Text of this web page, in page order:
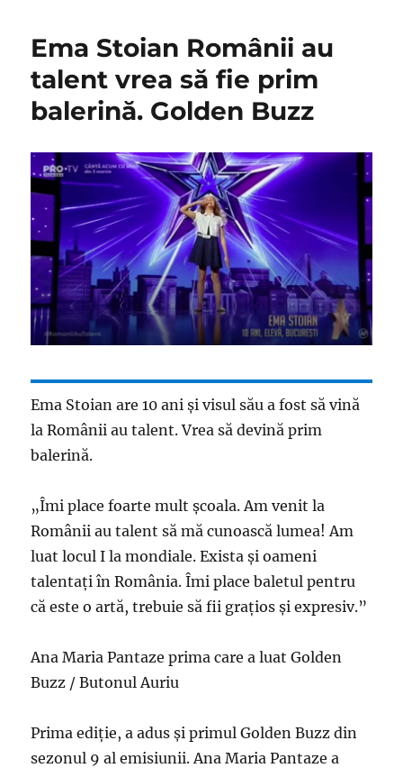
Ema Stoian Românii au
talent vrea să fie prim
balerină. Golden Buzz
Ema Stoian are 10 ani și visul său a fost să vină
la Românii au talent. Vrea să devină prim
balerină.
„Îmi place foarte mult școala. Am venit la
Românii au talent să mă cunoască lumea! Am
luat locul I la mondiale. Exista și oameni
talentați în România. Îmi place baletul pentru
că este o artă, trebuie să fii grațios și expresiv.”
Ana Maria Pantaze prima care a luat Golden
Buzz / Butonul Auriu
Prima ediție, a adus și primul Golden Buzz din
sezonul 9 al emisiunii. Ana Maria Pantaze a